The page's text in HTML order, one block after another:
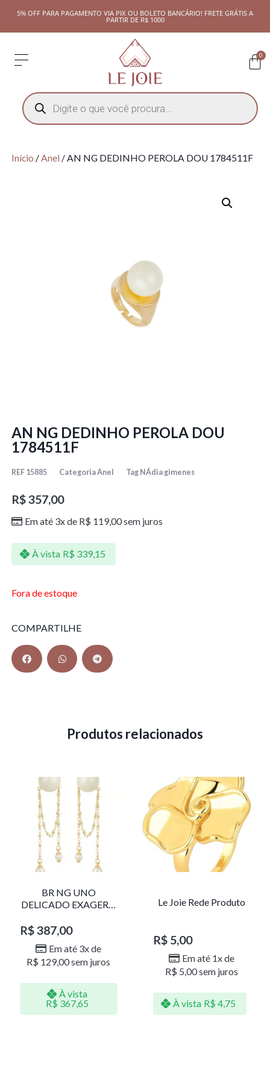
5% OFF PARA PAGAMENTO VIA PIX OU BOLETO BANCÁRIO! FRETE GRÁTIS A
PARTIR DE R$ 1000
0
Início /Anel / AN NG DEDINHO PEROLA DOU 1784511F
AN NG DEDINHO PEROLA DOU
1784511F
REF 15885 CategoriaAnel Tag NÁdia gimenes
R$357,00
Em até 3x de R$ 119,00sem juros
À vista R$ 339,15
Fora de estoque
COMPARTILHE
Produtos relacionados
BR NG UNO
DELICADO EXAGERO
R$387,00
Em até 3x de
R$ 129,00sem juros
À vista
R$ 367,65
Le Joie Rede Produto
R$5,00
Em até 1x de
R$ 5,00sem juros
À vista R$ 4,75